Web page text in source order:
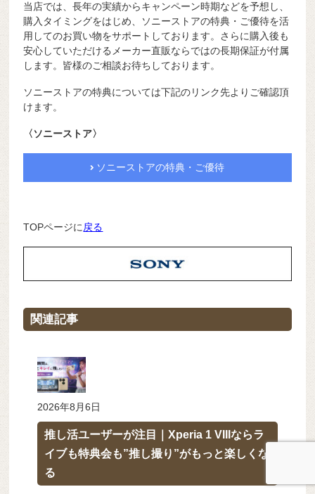
当店では、長年の実績からキャンペーン時期などを予想し、
購入タイミングをはじめ、ソニーストアの特典・ご優待を活
用してのお買い物をサポートしております。さらに購入後も
安心していただけるメーカー直販ならではの長期保証が付属
します。皆様のご相談お待ちしております。
ソニーストアの特典については下記のリンク先よりご確認頂
けます。
〈ソニーストア〉
ソニーストアの特典・ご優待
TOPページに戻る
関連記事
2026年8月6日
推し活ユーザーが注目｜Xperia 1 VIIIならラ
イブも特典会も”推し撮り”がもっと楽しくな
る